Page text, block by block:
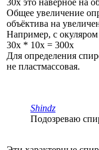
Общее увеличение
объёктива на
Например, с
30х * 10х = 300х
Для определения
не пластмассовая.
Shindz
Подозреваю